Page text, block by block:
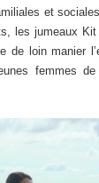
et
les jumeaux
de loin manier
femmes